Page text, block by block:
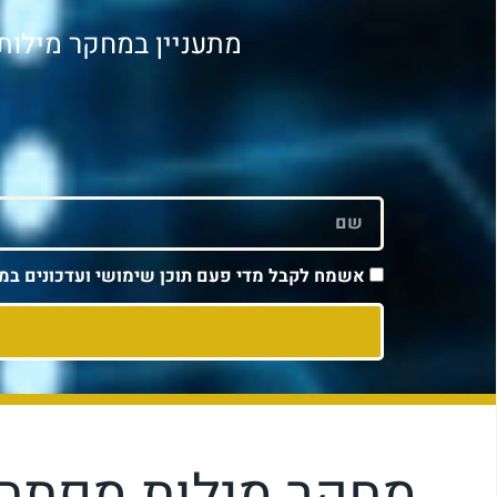
מתעניין במחקר
אשמח לקבל מדי פעם תוכן שימושי ועדכונים